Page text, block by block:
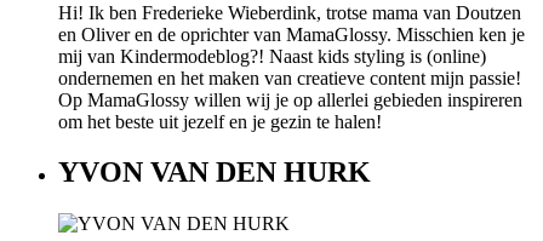
Hi! Ik ben Frederieke Wieberdink, trotse mama van Doutzen
en Oliver en de oprichter van MamaGlossy. Misschien ken je
mij van Kindermodeblog?! Naast kids styling is (online)
ondernemen en het maken van creatieve content mijn passie!
Op MamaGlossy willen wij je op allerlei gebieden inspireren
om het beste uit jezelf en je gezin te halen!
YVON VAN DEN HURK